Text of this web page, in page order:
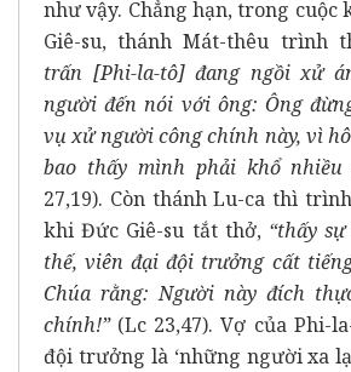
như vậy. Chẳng hạn, trong cuộc
Giê-su, thánh Mát-thêu trình
trấn [Phi-la-tô] đang ngồi xử
người đến nói với ông: Ông
vụ xử người công chính này, vì
bao thấy mình phải khổ nhiều
27,19). Còn thánh Lu-ca thì
khi Đức Giê-su tắt thở, “thấy
thế, viên đại đội trưởng cất
Chúa rằng: Người này đích
chính!”(Lc 23,47). Vợ của Phi-
đội trưởng là ‘những người xa